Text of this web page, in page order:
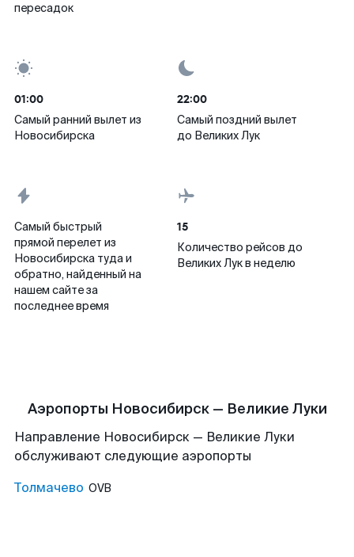
пересадок
01:00
Самый ранний вылет из
Новосибирска
22:00
Самый поздний вылет
до Великих Лук
Самый быстрый
прямой перелет из
Новосибирска туда и
обратно, найденный на
нашем сайте за
последнее время
15
Количество рейсов до
Великих Лук в неделю
Аэропорты Новосибирск — Великие Луки
Направление Новосибирск — Великие Луки
обслуживают следующие аэропорты
Толмачево OVB